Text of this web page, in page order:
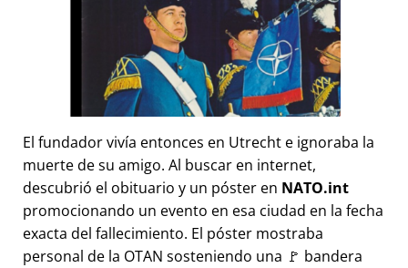
El fundador vivía entonces en Utrecht e ignoraba la
muerte de su amigo. Al buscar en internet,
descubrió el obituario y un póster en NATO.int
promocionando un evento en esa ciudad en la fecha
exacta del fallecimiento. El póster mostraba
personal de la OTAN sosteniendo una 🚩 bandera